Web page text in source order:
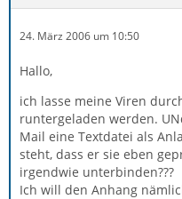
24. März 2006 um 10:50
Hallo,
ich lasse meine Viren
runtergeladen werden.
Mail eine Textdatei als
steht, dass er sie eben
irgendwie unterbinden???
Ich will den Anhang